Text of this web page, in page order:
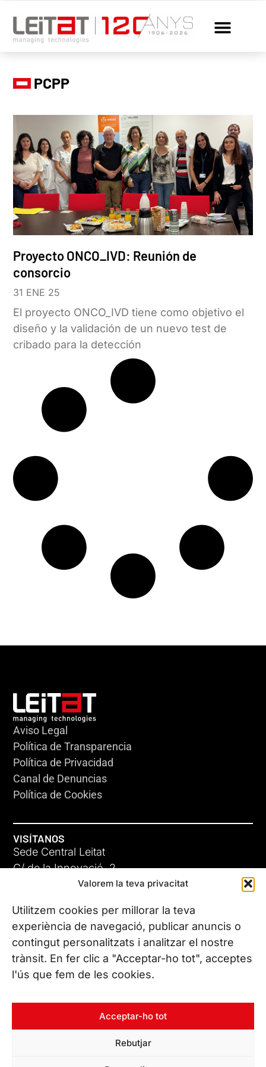
Valorem la teva privacitat
Utilitzem cookies per millorar la teva
experiència de navegació, publicar anuncis o
contingut personalitzats i analitzar el nostre
trànsit. En fer clic a "Acceptar-ho tot", acceptes
l'ús que fem de les cookies.
Acceptar-ho tot
Rebutjar
PCPP
Proyecto ONCO_IVD: Reunión de
consorcio
31 ENE 25
El proyecto ONCO_IVD tiene como objetivo el
diseño y la validación de un nuevo test de
cribado para la detección
Aviso Legal
Política de Transparencia
Política de Privacidad
Canal de Denuncias
Política de Cookies
VISÍTANOS
Sede Central Leitat
C/ de la Innovació, 2
08225 Terrassa, (Barcelona)
Conoce todas nuestras sedes
CONTÁCTANOS
Tel. (+34) 937 882 300